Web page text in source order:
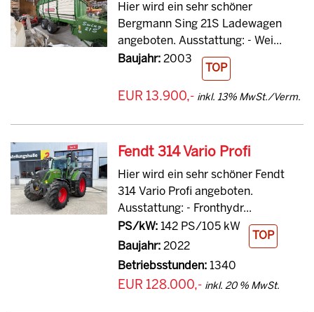
Hier wird ein sehr schöner
Bergmann Sing 21S Ladewagen
angeboten. Ausstattung: - Wei...
Baujahr:2003
TOP
EUR 13.900,- inkl. 13% MwSt./Verm.
Fendt 314 Vario Profi
Hier wird ein sehr schöner Fendt
314 Vario Profi angeboten.
Ausstattung: - Fronthydr...
PS/kW:142 PS/105 kW
Baujahr:2022
Betriebsstunden:1340
TOP
EUR 128.000,- inkl. 20 % MwSt.